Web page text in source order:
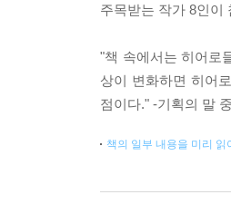
주목받는 작가 8인이
"책 속에서는 히어로
상이 변화하면 히어
점이다." -기획의 말 중
책의 일부 내용을 미리 읽